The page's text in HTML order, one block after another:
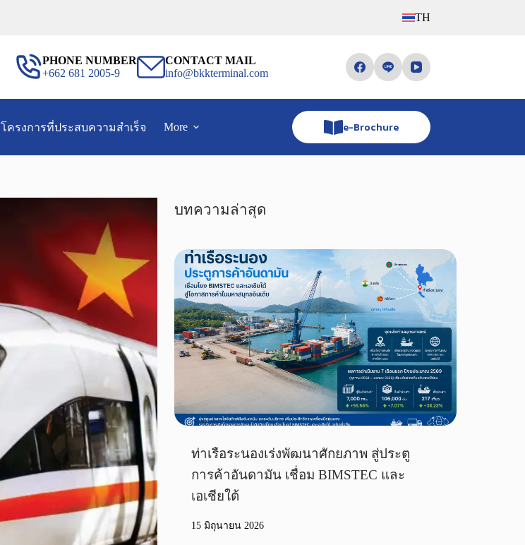
TH
PHONE NUMBER
+662 681 2005-9
CONTACT MAIL
info@bkkterminal.com
โครงการที่ประสบความสำเร็จ More e-Brochure
บทความล่าสุด
ท่าเรือระนองเร่งพัฒนาศักยภาพ สู่ประตู
การค้าอันดามัน เชื่อม BIMSTEC และ
เอเชียใต้
15 มิถุนายน 2026